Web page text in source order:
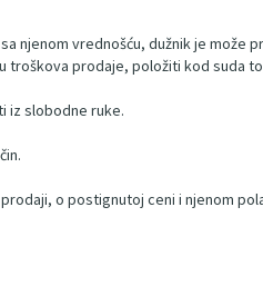
njenom vrednošću, dužnik je može
troškova prodaje, položiti kod suda
iz slobodne ruke.
o postignutoj ceni i njenom